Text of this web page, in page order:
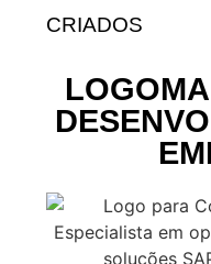
CRIADOS